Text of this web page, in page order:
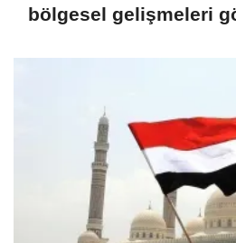
bölgesel gelişmeleri